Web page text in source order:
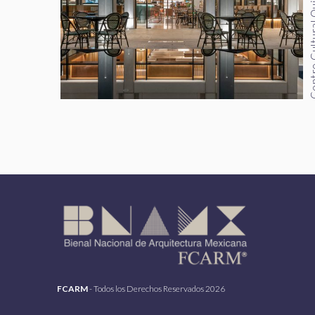
FCARM- Todos los Derechos Reservados 2026